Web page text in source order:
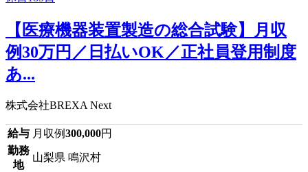
【医療機器装置製造の総合試験】月収
例30万円／日払いOK／正社員登用制度
あ...
株式会社BREXA Next
給与 月収例300,000円
勤務
地
山梨県 鳴沢村